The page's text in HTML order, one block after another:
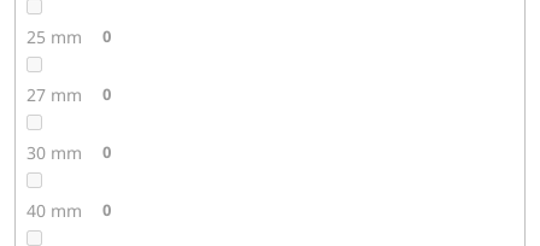
25 mm 0
27 mm 0
30 mm 0
40 mm 0